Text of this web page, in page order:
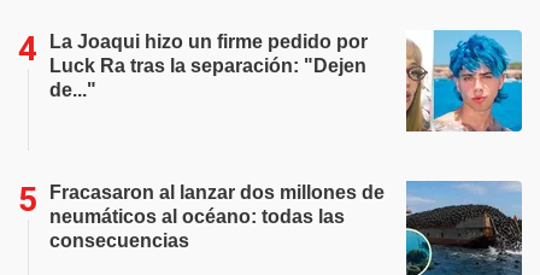
La Joaqui hizo un firme pedido por
Luck Ra tras la separación: "Dejen
de..."
Fracasaron al lanzar dos millones de
neumáticos al océano: todas las
consecuencias